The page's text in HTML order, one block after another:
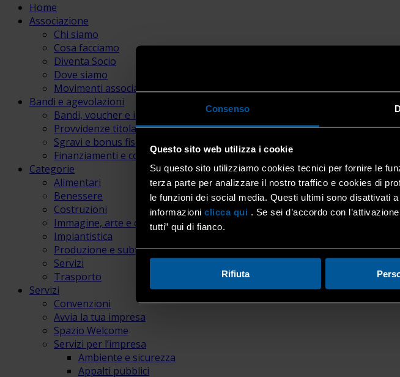
Consenso
Questo sito web utilizza i cookie
Su questo sito utilizziamo cookies tecnici per fornire le
terza parte per analizzare il nostro traffico e cookies di
le funzioni dei social media. Questi ultimi sono disattivati
informazioni clicca qui . Se sei d’accordo con
tutti” qui di fianco.
Rifiuta
Home
Associazione
Chi siamo
Cosa facciamo
Diventa Socio
Dove siamo
Movimenti associativi
Bandi e agevolazioni
Bandi, voucher e incentivi
Provvidenze titolari e lavoratori
Sgravi e bonus fiscali
Finanziamenti e contributi
Categorie
Alimentari
Benessere
Costruzioni
Immagine, arte e comunicazione
Impiantistica
Produzione e subfornitura
Servizi
Trasporto
Servizi
Convenzioni
Avvia la tua impresa
Spazio Welcome
Servizi per l’impresa
Ambiente e sicurezza
Appalti pubblici